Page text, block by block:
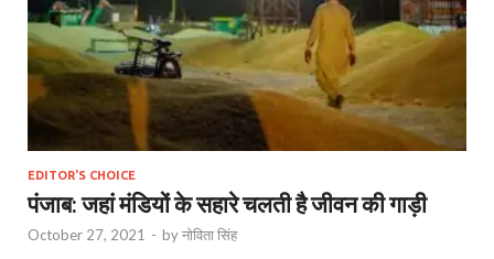
EDITOR'S CHOICE
पंजाब: जहां मंडियों के सहारे चलती है जीवन की गाड़ी
October 27, 2021 - byनोविता सिंह